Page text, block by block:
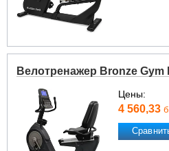
Велотренажер Bronze Gym
Цены:
4 560,33